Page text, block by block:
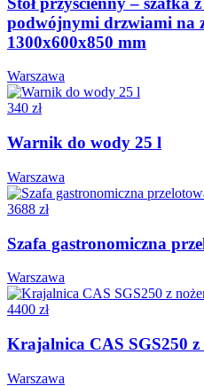
podwójnymi drzwiami na
1300x600x850 mm
Warszawa
340 zł
Warnik do wody 25 l
Warszawa
3688 zł
Szafa gastronomiczna
Warszawa
4400 zł
Krajalnica CAS SGS250
Warszawa